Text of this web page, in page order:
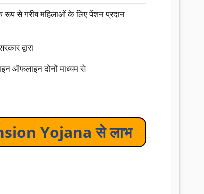
रूप से गरीब महिलाओं के लिए पेंशन प्रदान
द्वारा
ऑफलाइन दोनों माध्यम से
Yojana से लाभ